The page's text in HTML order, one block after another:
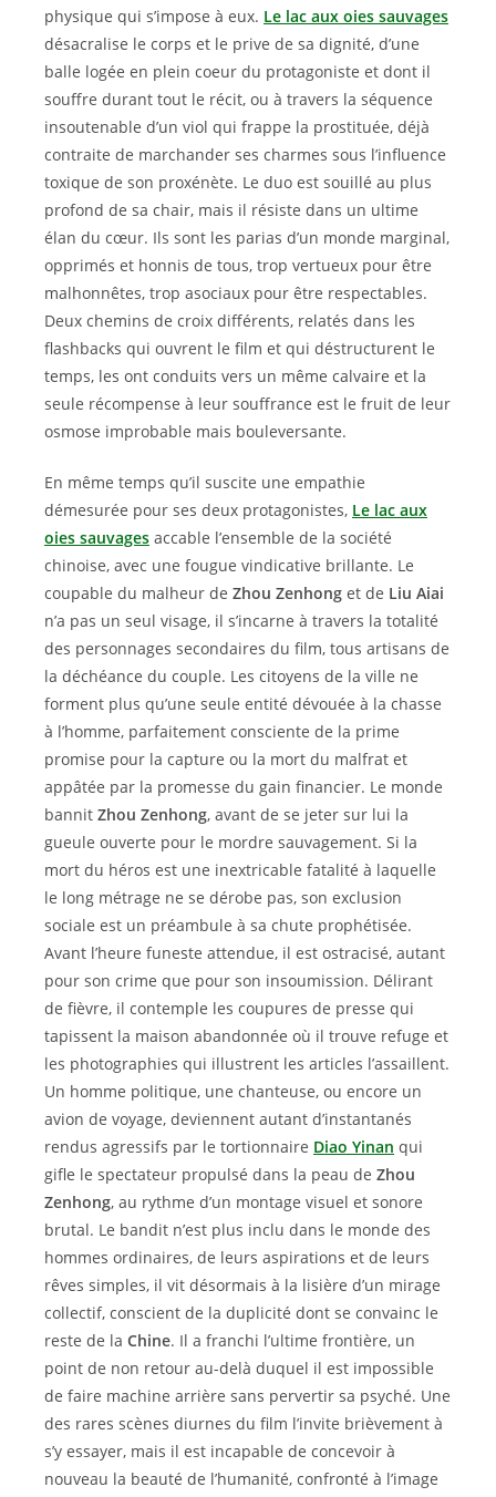
physique qui s’impose à eux. Le lac aux oies sauvages
désacralise le corps et le prive de sa dignité, d’une
balle logée en plein coeur du protagoniste et dont il
souffre durant tout le récit, ou à travers la séquence
insoutenable d’un viol qui frappe la prostituée, déjà
contraite de marchander ses charmes sous l’influence
toxique de son proxénète. Le duo est souillé au plus
profond de sa chair, mais il résiste dans un ultime
élan du cœur. Ils sont les parias d’un monde marginal,
opprimés et honnis de tous, trop vertueux pour être
malhonnêtes, trop asociaux pour être respectables.
Deux chemins de croix différents, relatés dans les
flashbacks qui ouvrent le film et qui déstructurent le
temps, les ont conduits vers un même calvaire et la
seule récompense à leur souffrance est le fruit de leur
osmose improbable mais bouleversante.
En même temps qu’il suscite une empathie
démesurée pour ses deux protagonistes, Le lac aux
oies sauvages accable l’ensemble de la société
chinoise, avec une fougue vindicative brillante. Le
coupable du malheur de Zhou Zenhong et de Liu Aiai
n’a pas un seul visage, il s’incarne à travers la totalité
des personnages secondaires du film, tous artisans de
la déchéance du couple. Les citoyens de la ville ne
forment plus qu’une seule entité dévouée à la chasse
à l’homme, parfaitement consciente de la prime
promise pour la capture ou la mort du malfrat et
appâtée par la promesse du gain financier. Le monde
bannit Zhou Zenhong, avant de se jeter sur lui la
gueule ouverte pour le mordre sauvagement. Si la
mort du héros est une inextricable fatalité à laquelle
le long métrage ne se dérobe pas, son exclusion
sociale est un préambule à sa chute prophétisée.
Avant l’heure funeste attendue, il est ostracisé, autant
pour son crime que pour son insoumission. Délirant
de fièvre, il contemple les coupures de presse qui
tapissent la maison abandonnée où il trouve refuge et
les photographies qui illustrent les articles l’assaillent.
Un homme politique, une chanteuse, ou encore un
avion de voyage, deviennent autant d’instantanés
rendus agressifs par le tortionnaire Diao Yinan qui
gifle le spectateur propulsé dans la peau de Zhou
Zenhong, au rythme d’un montage visuel et sonore
brutal. Le bandit n’est plus inclu dans le monde des
hommes ordinaires, de leurs aspirations et de leurs
rêves simples, il vit désormais à la lisière d’un mirage
collectif, conscient de la duplicité dont se convainc le
reste de la Chine. Il a franchi l’ultime frontière, un
point de non retour au-delà duquel il est impossible
de faire machine arrière sans pervertir sa psyché. Une
des rares scènes diurnes du film l’invite brièvement à
s’y essayer, mais il est incapable de concevoir à
nouveau la beauté de l’humanité, confronté à l’image